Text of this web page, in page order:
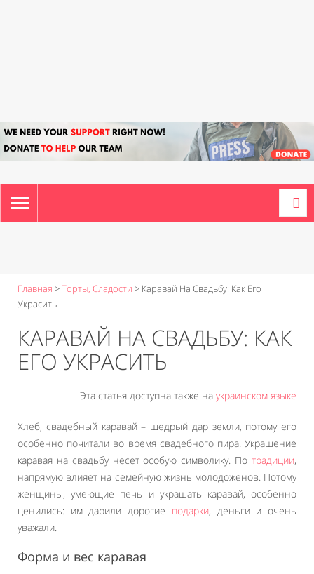
TOGGLE
NAVIGATION
Главная >Торты, Сладости > Каравай На Свадьбу: Как Его
Украсить
КАРАВАЙ НА СВАДЬБУ: КАК
ЕГО УКРАСИТЬ
Эта статья доступна также на украинском языке
Хлеб, свадебный каравай – щедрый дар земли, потому его
особенно почитали во время свадебного пира. Украшение
каравая на свадьбу несет особую символику. По традиции,
напрямую влияет на семейную жизнь молодоженов. Потому
женщины, умеющие печь и украшать каравай, особенно
ценились: им дарили дорогие подарки, деньги и очень
уважали.
Форма и вес каравая